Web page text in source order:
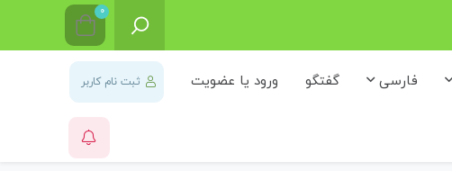
0
فارسی گفتگو ورود یا عضویت ثبت نام کاربر